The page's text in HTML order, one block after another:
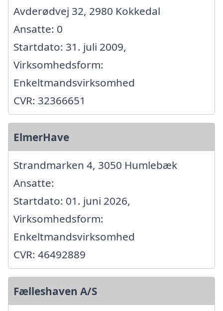
Avderødvej 32, 2980 Kokkedal
Ansatte: 0
Startdato: 31. juli 2009,
Virksomhedsform:
Enkeltmandsvirksomhed
CVR: 32366651
ElmerHave
Strandmarken 4, 3050 Humlebæk
Ansatte:
Startdato: 01. juni 2026,
Virksomhedsform:
Enkeltmandsvirksomhed
CVR: 46492889
Fælleshaven A/S